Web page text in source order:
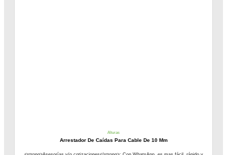
Alturas
Arrestador De Caídas Para Cable De 10 Mm